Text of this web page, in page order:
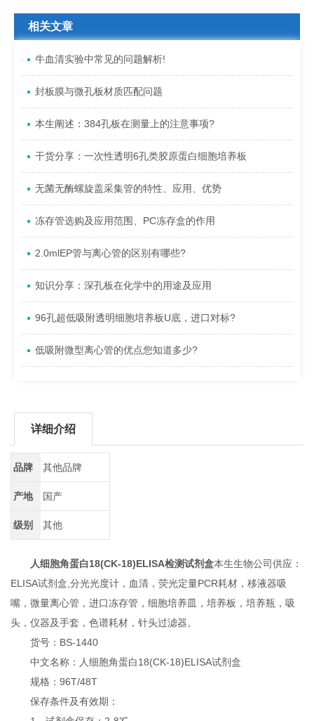
相关文章
牛血清实验中常见的问题解析!
封板膜与微孔板材质匹配问题
本生阐述：384孔板在测量上的注意事项?
干货分享：一次性透明6孔类胶原蛋白细胞培养板
无菌无酶螺旋盖采集管的特性、应用、优势
冻存管选购及应用范围、PC冻存盒的作用
2.0mlEP管与离心管的区别有哪些?
知识分享：深孔板在化学中的用途及应用
96孔超低吸附透明细胞培养板U底，进口对标?
低吸附微型离心管的优点您知道多少?
详细介绍
品牌 其他品牌
产地 国产
级别 其他
人细胞角蛋白18(CK-18)ELISA检测试剂盒本生生物公司供应：
ELISA试剂盒,分光光度计，血清，荧光定量PCR耗材，移液器吸
嘴，微量离心管，进口冻存管，细胞培养皿，培养板，培养瓶，吸
头，仪器及手套，色谱耗材，针头过滤器。
货号：BS-1440
中文名称：人细胞角蛋白18(CK-18)ELISA试剂盒
规格：96T/48T
保存条件及有效期：